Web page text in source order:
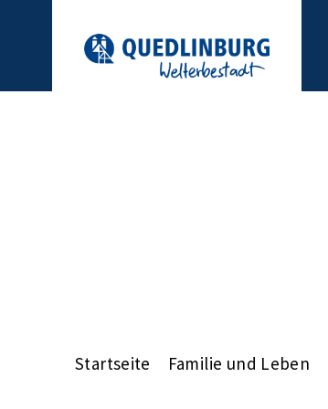
Startseite Familie und Leben